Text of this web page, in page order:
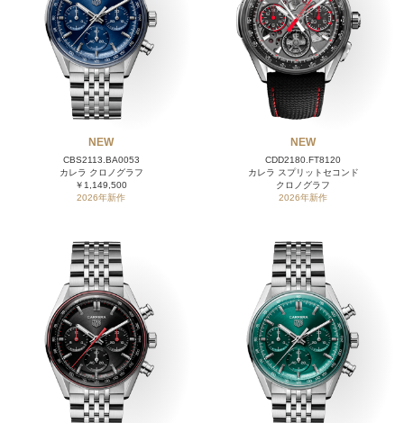
NEW
CBS2113.BA0053
カレラ クロノグラフ
￥1,149,500
2026年新作
NEW
CDD2180.FT8120
カレラ スプリットセコンド
クロノグラフ
2026年新作